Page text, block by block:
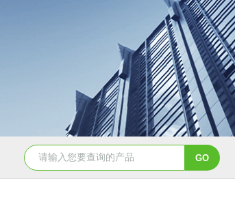
双头面筋测定仪 降落数值测定仪/降落值